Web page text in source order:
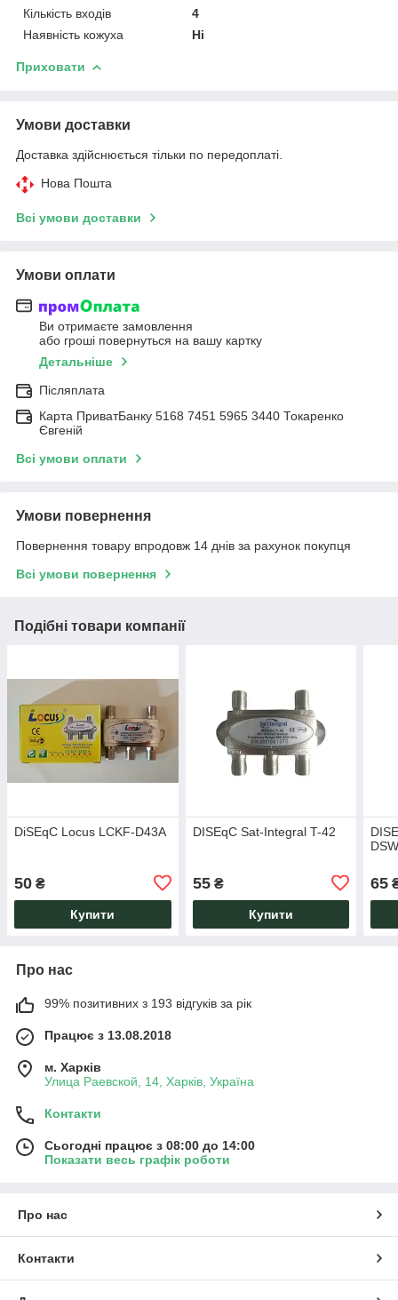
Кількість входів
4
Наявність кожуха
Ні
Приховати
Умови доставки
Доставка здійснюється тільки по передоплаті.
Нова Пошта
Всі умови доставки
Умови оплати
Ви отримаєте замовлення
або гроші повернуться на вашу картку
Детальніше
Післяплата
Карта ПриватБанку 5168 7451 5965 3440 Токаренко
Євгеній
Всі умови оплати
Умови повернення
Повернення товару впродовж 14 днів за рахунок покупця
Всі умови повернення
Подібні товари компанії
DiSEqC Locus LCKF-D43A
50 ₴
Купити
DISEqC Sat-Integral T-42
55₴
Купити
65
Про нас
99% позитивних з 193 відгуків за рік
Працює з 13.08.2018
м. Харків
Улица Раевской, 14, Харків, Україна
Контакти
Сьогодні працює з 08:00 до 14:00
Показати весь графік роботи
Про нас
Контакти